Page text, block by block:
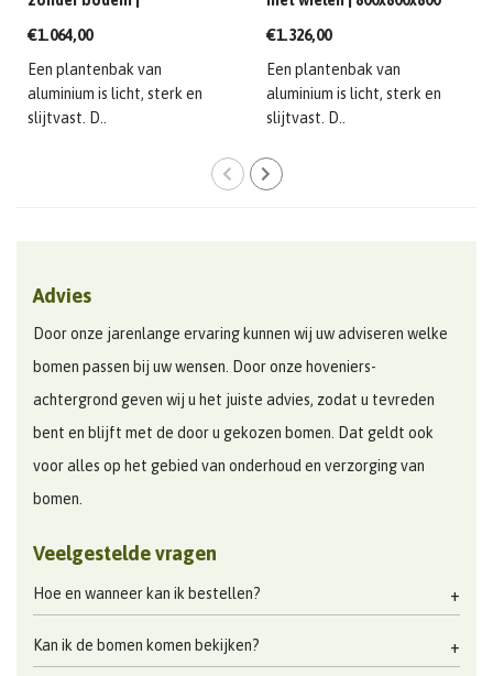
1200x1200x600 mm
€1.064,00
Een plantenbak van
aluminium is licht, sterk en
slijtvast. D..
mm
€1.326,00
Een plantenbak van
aluminium is licht, sterk en
slijtvast. D..
Advies
Door onze jarenlange ervaring kunnen wij uw adviseren welke
bomen passen bij uw wensen. Door onze hoveniers-
achtergrond geven wij u het juiste advies, zodat u tevreden
bent en blijft met de door u gekozen bomen. Dat geldt ook
voor alles op het gebied van onderhoud en verzorging van
bomen.
Veelgestelde vragen
Hoe en wanneer kan ik bestellen?
Kan ik de bomen komen bekijken?